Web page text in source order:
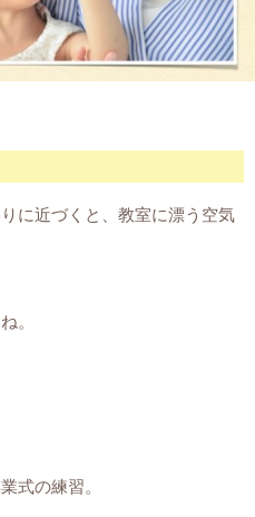
に近づくと、教室に漂う空気
。
式の練習。